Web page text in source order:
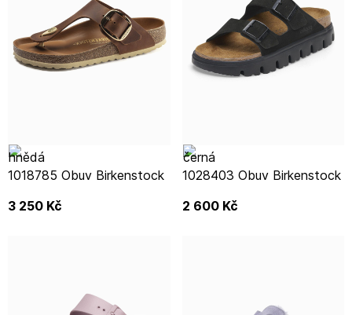
1018785 Obuv Birkenstock
3 250 Kč
1028403 Obuv Birkenstock
2 600 Kč